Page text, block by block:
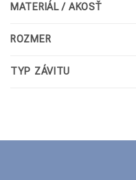
MATERIÁL / AKOSŤ
ROZMER
TYP ZÁVITU